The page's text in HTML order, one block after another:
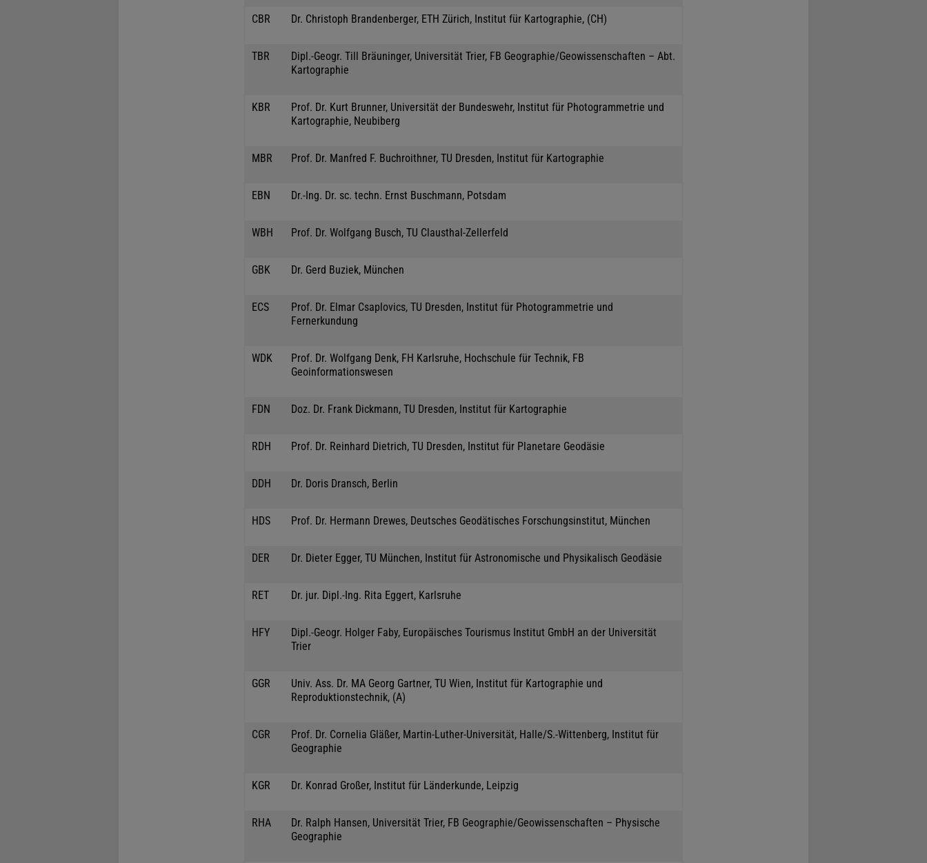
CBR Dr. Christoph Brandenberger, ETH Zürich, Institut für Kartographie, (CH)
TBR
Dipl.-Geogr. Till Bräuninger, Universität Trier, FB Geographie/Geowissenschaften – Abt.
Kartographie
KBR
Prof. Dr. Kurt Brunner, Universität der Bundeswehr, Institut für Photogrammetrie und
Kartographie, Neubiberg
MBR Prof. Dr. Manfred F. Buchroithner, TU Dresden, Institut für Kartographie
EBN Dr.-Ing. Dr. sc. techn. Ernst Buschmann, Potsdam
WBH Prof. Dr. Wolfgang Busch, TU Clausthal-Zellerfeld
GBK Dr. Gerd Buziek, München
ECS
Prof. Dr. Elmar Csaplovics, TU Dresden, Institut für Photogrammetrie und
Fernerkundung
WDK
Prof. Dr. Wolfgang Denk, FH Karlsruhe, Hochschule für Technik, FB
Geoinformationswesen
FDN Doz. Dr. Frank Dickmann, TU Dresden, Institut für Kartographie
RDH Prof. Dr. Reinhard Dietrich, TU Dresden, Institut für Planetare Geodäsie
DDH Dr. Doris Dransch, Berlin
HDS Prof. Dr. Hermann Drewes, Deutsches Geodätisches Forschungsinstitut, München
DER Dr. Dieter Egger, TU München, Institut für Astronomische und Physikalisch Geodäsie
RET Dr. jur. Dipl.-Ing. Rita Eggert, Karlsruhe
HFY
Dipl.-Geogr. Holger Faby, Europäisches Tourismus Institut GmbH an der Universität
Trier
GGR
Univ. Ass. Dr. MA Georg Gartner, TU Wien, Institut für Kartographie und
Reproduktionstechnik, (A)
CGR
Prof. Dr. Cornelia Gläßer, Martin-Luther-Universität, Halle/S.-Wittenberg, Institut für
Geographie
KGR Dr. Konrad Großer, Institut für Länderkunde, Leipzig
RHA
Dr. Ralph Hansen, Universität Trier, FB Geographie/Geowissenschaften – Physische
Geographie